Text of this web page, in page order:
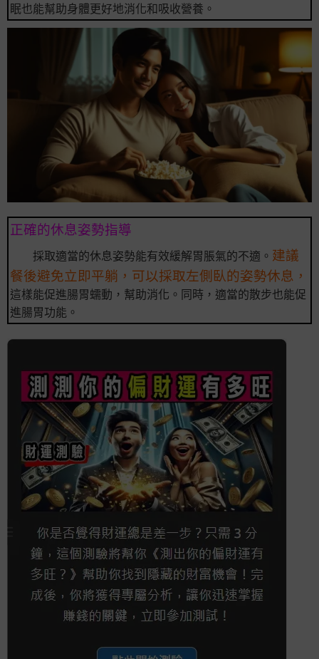
眠也能幫助身體更好地消化和吸收營養。
正確的休息姿勢指導
採取適當的休息姿勢能有效緩解胃脹氣的不適。 建議
餐後避免立即平躺，可以採取左側臥的姿勢休息，
這樣能促進腸胃蠕動，幫助消化。同時，適當的散步也能促
進腸胃功能。